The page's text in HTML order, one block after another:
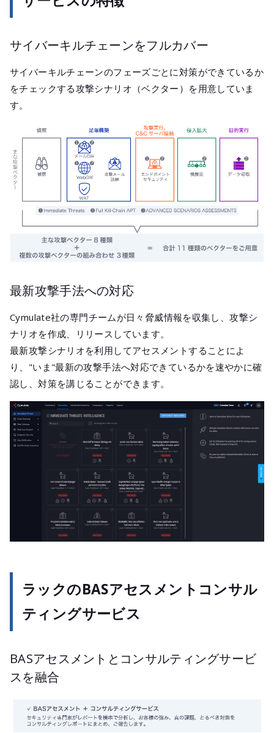
サイバーキルチェーンをフルカバー
サイバーキルチェーンのフェーズごとに対策ができているか
をチェックする攻撃シナリオ（ベクター）を用意していま
す。
最新攻撃手法への対応
Cymulate社の専門チームが日々脅威情報を収集し、攻撃シ
ナリオを作成、リリースしています。
最新攻撃シナリオを利用してアセスメントすることによ
り、"いま"最新の攻撃手法へ対応できているかを速やかに確
認し、対策を講じることができます。
ラックのBASアセスメントコンサル
ティングサービス
BASアセスメントとコンサルティングサービ
スを融合